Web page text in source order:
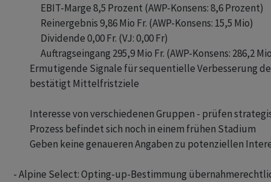
               EBIT-Marge 8,5 Prozent (AWP-Konsens: 8,6 Prozent)
               Reinergebnis 9,86 Mio Fr. (AWP-Konsens: 15,5 Mio)
               Dividende 0,00 Fr. (VJ: 0,00 Fr)
Auftragseingang 295,9 Mio Fr. (AWP-Konsens: 286,2
Ermutigende Signale für sequentielle Verbesserung
         bestätigt Mittelfristziele
Interesse von verschiedenen Gruppen - prüfen
         Prozess befindet sich noch in einem frühen Stadium
Geben keine genaueren Angaben zu potenziellen
- Alpine Select: Opting-up-Bestimmung